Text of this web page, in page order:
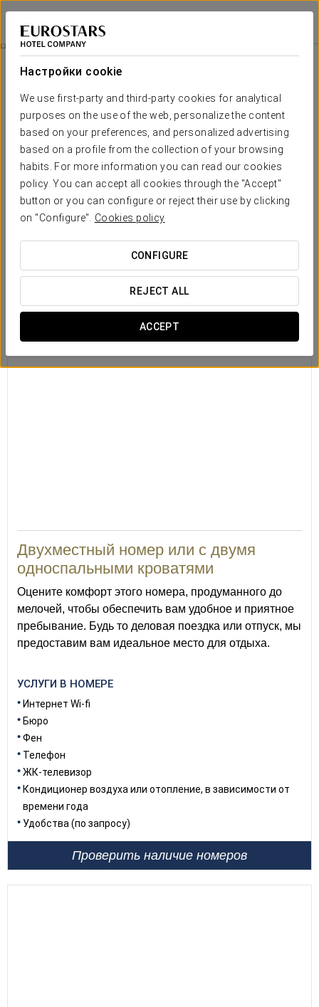
Настройки cookie
We use first-party and third-party cookies for analytical
purposes on the use of the web, personalize the content
based on your preferences, and personalized advertising
based on a profile from the collection of your browsing
habits. For more information you can read our cookies
policy. You can accept all cookies through the "Accept"
button or you can configure or reject their use by clicking
on "Configure". Cookies policy
CONFIGURE
REJECT ALL
ACCEPT
Crisol Leganés
МАДРИД - ЛЕГАНЕС
Номера
Необходимые вам комфорт и
отдых
Наши 78 номеров, оформленных в современном и
элегантном стиле, оснащены всеми необходимыми
удобствами для приятного отдыха.
ОСНОВНЫЕ УСЛУГИ
номера
Фен
Двухместный номер или с двумя
односпальными кроватями
Оцените комфорт этого номера, продуманного до
мелочей, чтобы обеспечить вам удобное и приятное
пребывание. Будь то деловая поездка или отпуск, мы
предоставим вам идеальное место для отдыха.
УСЛУГИ В НОМЕРЕ
Интернет Wi-fi
Бюро
Фен
Телефон
ЖК-телевизор
Кондиционер воздуха или отопление, в зависимости от
времени года
Удобства (по запросу)
Проверить наличие номеров